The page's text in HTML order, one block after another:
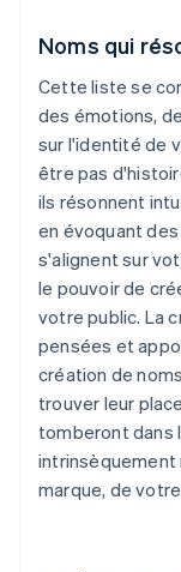
Noms qui
Cette liste se
des émotions,
sur l'identité de
être pas
ils résonnent
en évoquant
s'alignent sur
le pouvoir de
votre public. La
pensées et
création de
trouver leur
tomberont dans
intrinsèquement
marque, de